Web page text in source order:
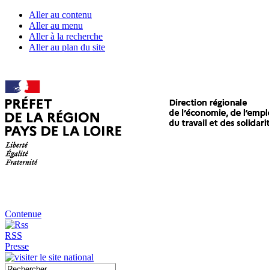
Aller au contenu
Aller au menu
Aller à la recherche
Aller au plan du site
Contenue
RSS
Presse